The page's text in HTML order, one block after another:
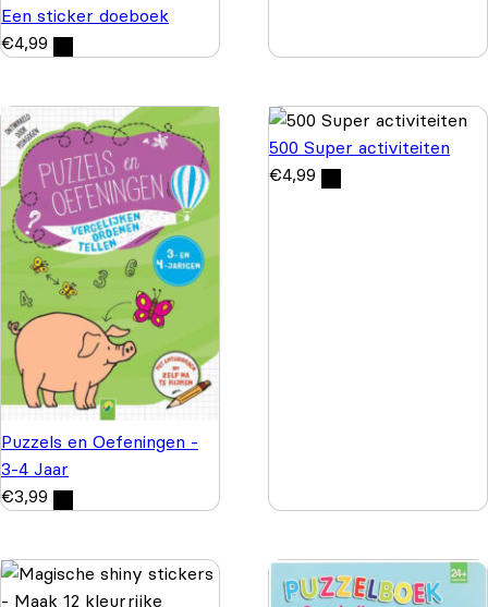
Een sticker doeboek
€4,99
Puzzels en Oefeningen -
3-4 Jaar
€3,99
500 Super activiteiten
€4,99